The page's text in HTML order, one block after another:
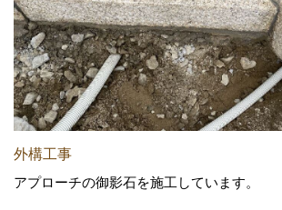
外構工事
アプローチの御影石を施工しています。